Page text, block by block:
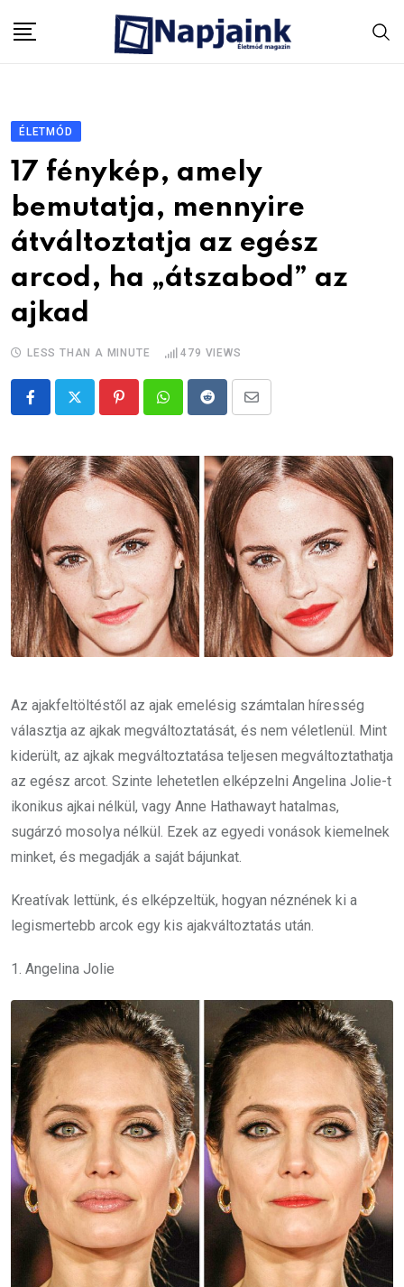
ÉLETMÓD
17 fénykép, amely
bemutatja, mennyire
átváltoztatja az egész
arcod, ha „átszabod” az
ajkad
LESS THAN A MINUTE 479 VIEWS
PinterestWhatsappRedditShare
Email
Az ajakfeltöltéstől az ajak emelésig számtalan híresség
választja az ajkak megváltoztatását, és nem véletlenül. Mint
kiderült, az ajkak megváltoztatása teljesen megváltoztathatja
az egész arcot. Szinte lehetetlen elképzelni Angelina Jolie-t
ikonikus ajkai nélkül, vagy Anne Hathawayt hatalmas,
sugárzó mosolya nélkül. Ezek az egyedi vonások kiemelnek
minket, és megadják a saját bájunkat.
Kreatívak lettünk, és elképzeltük, hogyan néznének ki a
legismertebb arcok egy kis ajakváltoztatás után.
1. Angelina Jolie